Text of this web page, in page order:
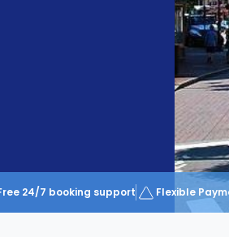
24/7 booking support Flexible